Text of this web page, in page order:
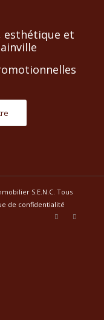
esthétique et
S.E.N.C. Tous
de confidentialité